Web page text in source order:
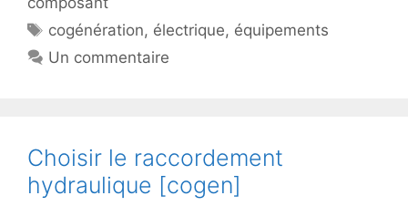
Étiquettes
cogénération, électrique, équipements
Un commentaire
Choisir le raccordement
hydraulique [cogen]